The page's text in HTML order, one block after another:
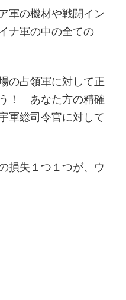
軍の機材や戦闘イン
ナ軍の中の全ての
の占領軍に対して正
！ あなた方の精確
軍総司令官に対して
損失１つ１つが、ウ